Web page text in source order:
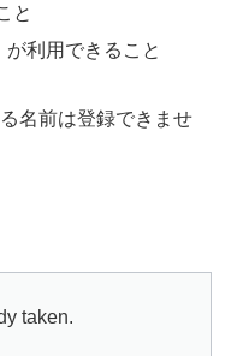
と
利用できること
名前は登録できませ
taken.